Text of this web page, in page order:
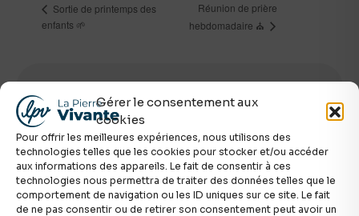
Gérer le consentement aux
cookies
Pour offrir les meilleures expériences, nous utilisons des
technologies telles que les cookies pour stocker et/ou accéder
aux informations des appareils. Le fait de consentir à ces
technologies nous permettra de traiter des données telles que le
comportement de navigation ou les ID uniques sur ce site. Le fait
de ne pas consentir ou de retirer son consentement peut avoir un
Sortie de printemps des
enfants 🌱
Réunion de prière
hebdomadaire ⛪
Rechercher